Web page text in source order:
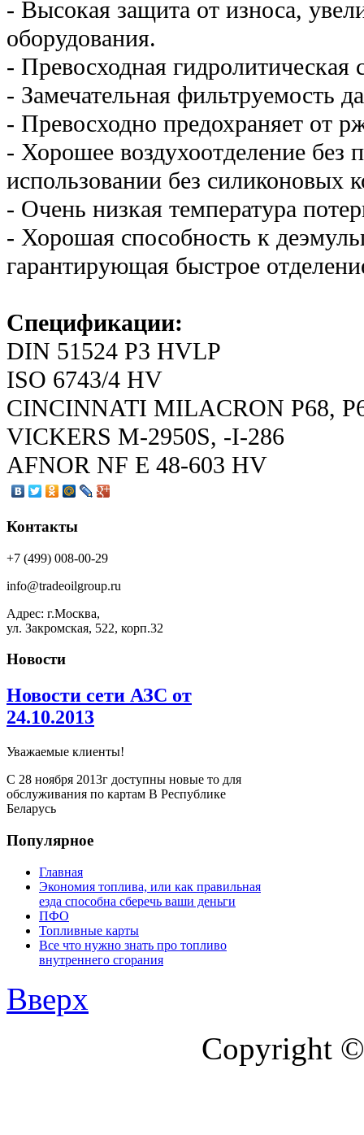
- Высокая защита от износа,
оборудования.
- Превосходная гидролитическая
- Замечательная фильтруемость
- Превосходно предохраняет от
- Хорошее воздухоотделение без
использовании без силиконовых
- Очень низкая температура
- Хорошая способность к
гарантирующая быстрое
Спецификации:
DIN 51524 P3 HVLP
ISO 6743/4 HV
CINCINNATI MILACRON P68,
VICKERS M-2950S, -I-286
AFNOR NF E 48-603 HV
Контакты
+7 (499) 008-00-29
info@tradeoilgroup.ru
Адрес: г.Москва,
ул. Закромская, 522, корп.32
Новости
Новости сети АЗС от
24.10.2013
Уважаемые клиенты!
С 28 ноября 2013г доступны новые то для
обслуживания по картам В Республике
Беларусь
Популярное
Главная
Экономия топлива, или как правильная
езда способна сберечь ваши деньги
ПФО
Топливные карты
Все что нужно знать про топливо
внутреннего сгорания
Вверх
Copyright